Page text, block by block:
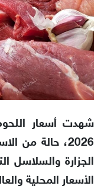
2026، حالة من الاستقرار والثبات النسبي،
الجزارة والسلاسل
الأسعار المحلية